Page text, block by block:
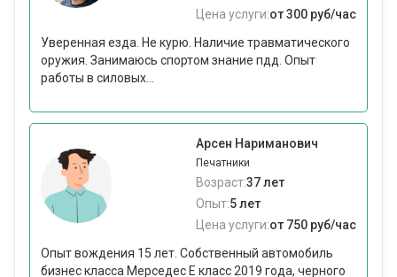
Цена услуги:от 300 руб/час
Уверенная езда. Не курю. Наличие травматического
оружия. Занимаюсь спортом знание пдд. Опыт
работы в силовых...
Арсен Нариманович
Печатники
Возраст:37 лет
Опыт:5 лет
Цена услуги:от 750 руб/час
Опыт вождения 15 лет. Собственный автомобиль
бизнес класса Мерседес Е класс 2019 года, черного